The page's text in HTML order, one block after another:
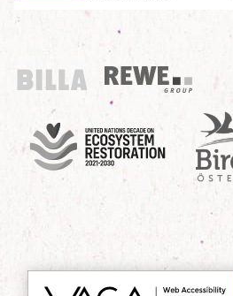
Billa
REWE Group
UN Decade
Birdlife